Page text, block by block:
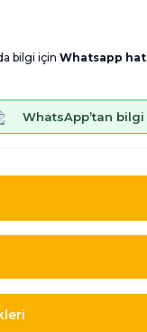
bilgi için Whatsapp
WhatsApp’tan bilgi